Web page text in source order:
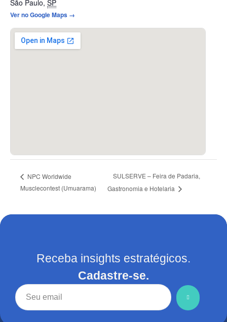
São Paulo, SP
Ver no Google Maps →
NPC Worldwide
Musclecontest (Umuarama)
SULSERVE – Feira de Padaria,
Gastronomia e Hotelaria
Receba insights estratégicos.
Cadastre-se.